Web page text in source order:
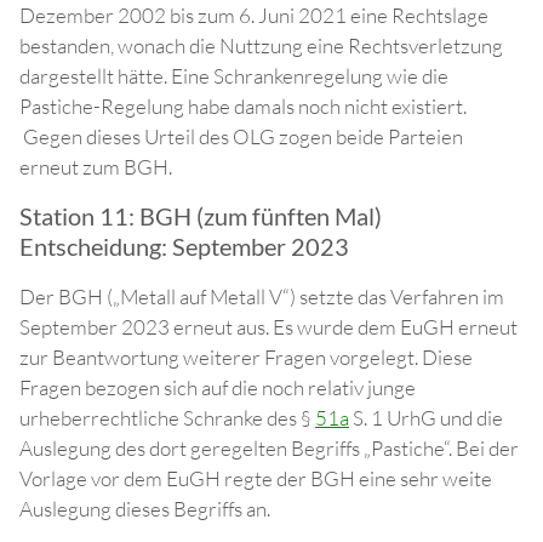
Dezember 2002 bis zum 6. Juni 2021 eine Rechtslage
bestanden, wonach die Nuttzung eine Rechtsverletzung
dargestellt hätte. Eine Schrankenregelung wie die
Pastiche-Regelung habe damals noch nicht existiert.
Gegen dieses Urteil des OLG zogen beide Parteien
erneut zum BGH.
Station 11: BGH (zum fünften Mal)
Entscheidung: September 2023
Der BGH („Metall auf Metall V“) setzte das Verfahren im
September 2023 erneut aus. Es wurde dem EuGH erneut
zur Beantwortung weiterer Fragen vorgelegt. Diese
Fragen bezogen sich auf die noch relativ junge
urheberrechtliche Schranke des § 51a S. 1 UrhG und die
Auslegung des dort geregelten Begriffs „Pastiche“. Bei der
Vorlage vor dem EuGH regte der BGH eine sehr weite
Auslegung dieses Begriffs an.